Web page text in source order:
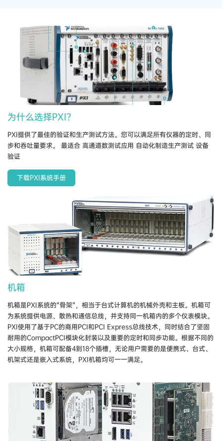
为什么选择PXI？
PXI​提供​了​最佳​的​验证​和​生产​测试​方法。​您​可以​满足​所有​仪器​的​定​时、​同
步​和​吞吐量​要求。 最​适合 高​通道​数​测试​应用 自动​化​制造​生产​测试 设备​
验证
下载PXI系统手册
机箱
机​箱​是​PXI​系统​的“骨架”，​相当​于​台式​计算​机​的​机械​外壳​和​主​板。​机​箱​可​
为​系统​提供​电源、​散热​和​通信​总​线，​并​支持​同一​机​箱​内的​多个​仪表​模​块。​
PXI​使用​了​基于​PC​的​商用​PCI​和​PCI Express​总​线​技术，​同时​结合​了​坚固
耐用​的​CompactPCI​模​块​化​封​装​以及​重要​的​定​时​和​同步​功能。​根据​不同​的​
大小​规格，​机​箱​可​配备​4​到​18​个​插​槽，​无论​用户​需要​的是​便​携​式、​台式、​
机​架式​还是​嵌入式​系统，​PXI​机​箱​均可​一一​满足。